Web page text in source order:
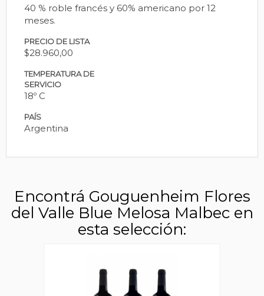
40 % roble francés y 60% americano por 12
meses.
PRECIO DE LISTA
$28.960,00
TEMPERATURA DE
SERVICIO
18º C
PAÍS
Argentina
Encontrá Gouguenheim Flores
del Valle Blue Melosa Malbec en
esta selección: